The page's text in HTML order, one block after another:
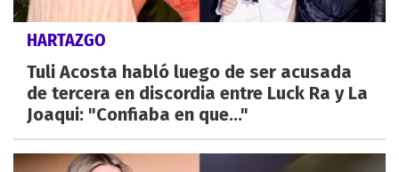
HARTAZGO
Tuli Acosta habló luego de ser acusada
de tercera en discordia entre Luck Ra y La
Joaqui: "Confiaba en que..."